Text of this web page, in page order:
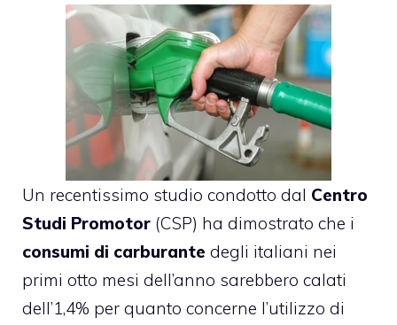
Un recentissimo studio condotto dal Centro
Studi Promotor (CSP) ha dimostrato che i
consumi di carburante degli italiani nei
primi otto mesi dell’anno sarebbero calati
dell’1,4% per quanto concerne l’utilizzo di